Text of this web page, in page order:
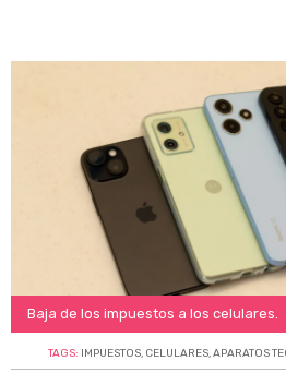
Baja de los impuestos a los celulares.
TAGS: IMPUESTOS, CELULARES,APARATOS